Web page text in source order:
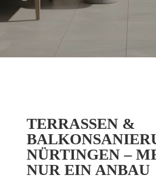
TERRASSEN &
NÜRTINGEN –
NUR EIN ANBAU